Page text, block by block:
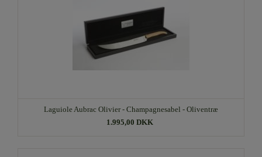
Laguiole Aubrac Olivier - Champagnesabel - Oliventræ
1.995,00 DKK